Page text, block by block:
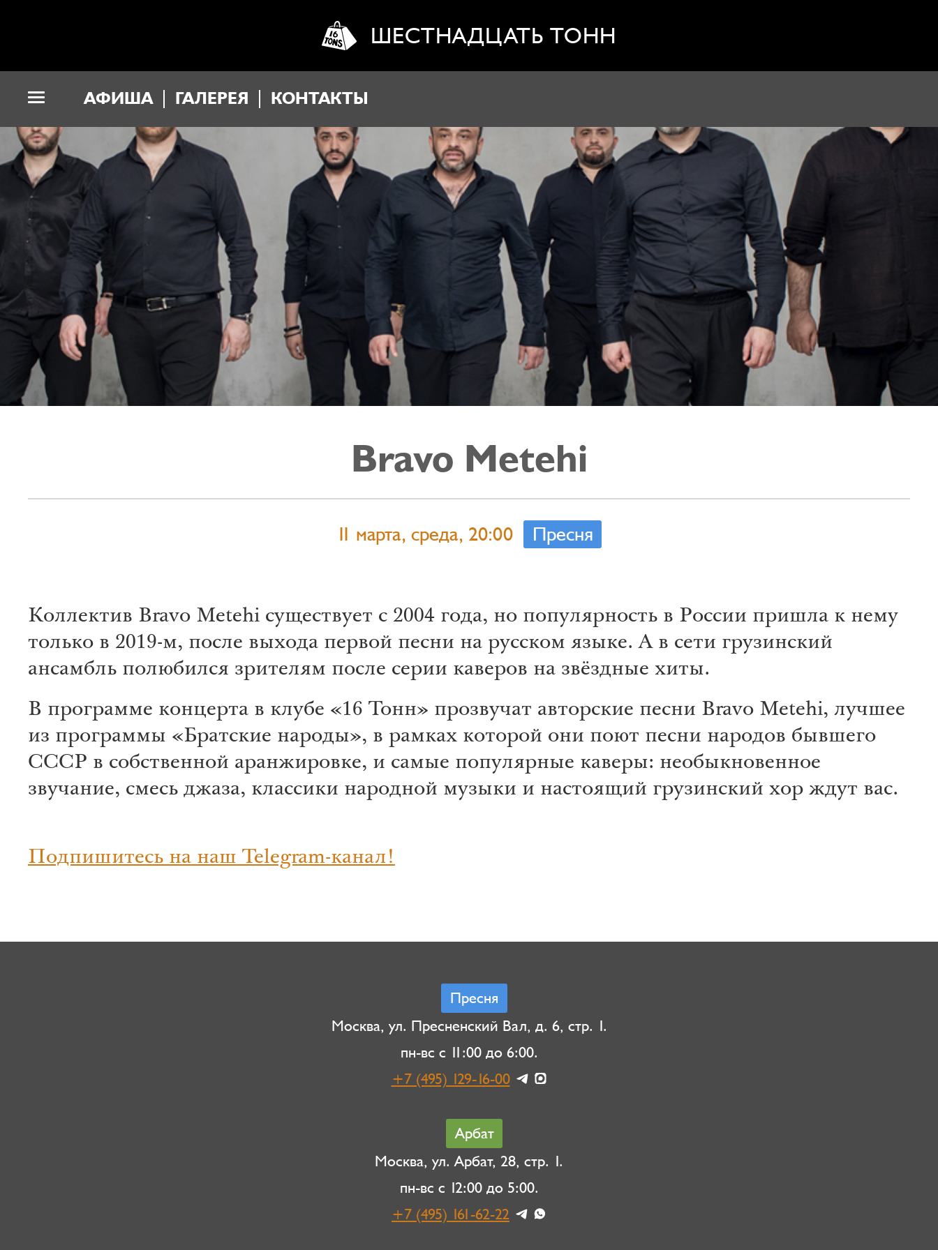
ШЕСТНАДЦАТЬ ТОНН
АФИША ГАЛЕРЕЯ КОНТАКТЫ
Bravo Metehi
11 марта, среда, 20:00 Пресня
Коллектив Bravo Metehi существует с 2004 года, но популярность в России пришла к нему
только в 2019-м, после выхода первой песни на русском языке. А в сети грузинский
ансамбль полюбился зрителям после серии каверов на звёздные хиты.
В программе концерта в клубе «16 Тонн» прозвучат авторские песни Bravo Metehi, лучшее
из программы «Братские народы», в рамках которой они поют песни народов бывшего
СССР в собственной аранжировке, и самые популярные каверы: необыкновенное
звучание, смесь джаза, классики народной музыки и настоящий грузинский хор ждут вас.
Подпишитесь на наш Telegram-канал!
Пресня
Москва, ул. Пресненский Вал, д. 6, стр. 1.
пн-вс с 11:00 до 6:00.
+7 (495) 129-16-00
Арбат
Москва, ул. Арбат, 28, стр. 1.
пн-вс с 12:00 до 5:00.
+7 (495) 161-62-22